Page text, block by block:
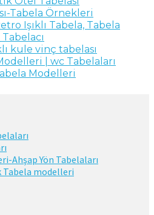
Tabela Örnekleri
Işıklı Tabela, Tabela
kule vinç tabelası
| wc Tabelaları
Modelleri
Ahşap Yön Tabelaları
Tabela modelleri